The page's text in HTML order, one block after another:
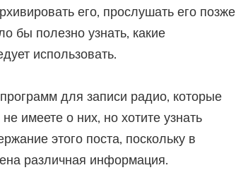
его, прослушать его позже
бы полезно узнать, какие
использовать.
для записи радио, которые
имеете о них, но хотите узнать
этого поста, поскольку в
​​различная информация.